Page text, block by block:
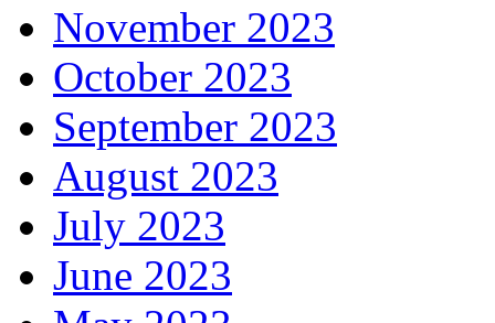
November 2023
October 2023
September 2023
August 2023
July 2023
June 2023